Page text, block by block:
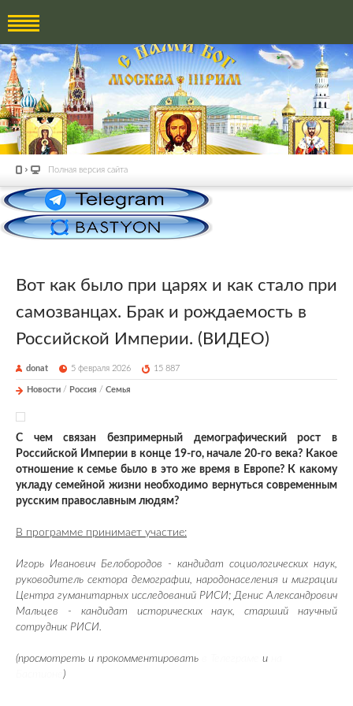
Полная версия сайта
Вот как было при царях и как стало при
самозванцах. Брак и рождаемость в
Российской Империи. (ВИДЕО)
donat 5 февраля 2026 15 887
Новости / Россия / Семья
С чем связан безпримерный демографический рост в
Российской Империи в конце 19-го, начале 20-го века? Какое
отношение к семье было в это же время в Европе? К какому
укладу семейной жизни необходимо вернуться современным
русским православным людям?
В программе принимает участие:
Игорь Иванович Белобородов - кандидат социологических наук,
руководитель сектора демографии, народонаселения и миграции
Центра гуманитарных исследований РИСИ; Денис Александрович
Мальцев - кандидат исторических наук, старший научный
сотрудник РИСИ.
(просмотреть и прокомментировать и
)